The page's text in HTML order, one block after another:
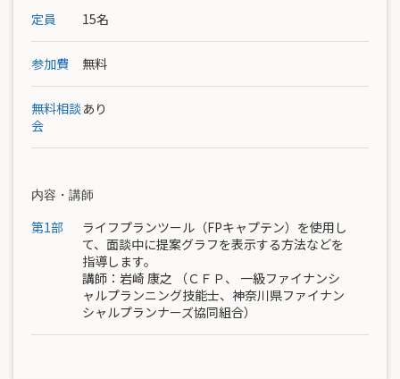
定員 15名
参加費 無料
無料相談
会
あり
内容・講師
第1部
ライフプランツール（FPキャプテン）を使用し
て、面談中に提案グラフを表示する方法などを
指導します。
講師： 岩崎 康之 （ＣＦＰ、 一級ファイナンシ
ャルプランニング技能士、神奈川県ファイナン
シャルプランナーズ協同組合）